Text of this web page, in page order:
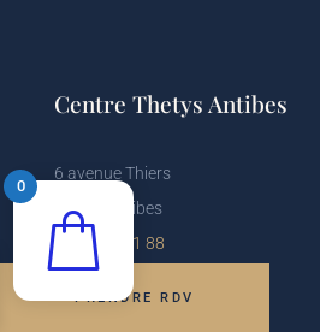
Centre Thetys Antibes
6 avenue Thiers
06600 Antibes
04 93 74 31 88
0